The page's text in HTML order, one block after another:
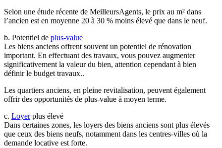
Selon une étude récente de MeilleursAgents, le prix au m² dans
l’ancien est en moyenne 20 à 30 % moins élevé que dans le neuf.
b. Potentiel de plus-value
Les biens anciens offrent souvent un potentiel de rénovation
important. En effectuant des travaux, vous pouvez augmenter
significativement la valeur du bien, attention cependant à bien
définir le budget travaux..
Les quartiers anciens, en pleine revitalisation, peuvent également
offrir des opportunités de plus-value à moyen terme.
c. Loyerplus élevé
Dans certaines zones, les loyers des biens anciens sont plus élevés
que ceux des biens neufs, notamment dans les centres-villes où la
demande locative est forte.